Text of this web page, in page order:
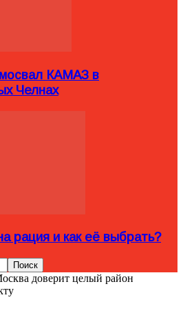
КАМАЗ в
Челнах
рация и как её выбрать?
доверит целый район